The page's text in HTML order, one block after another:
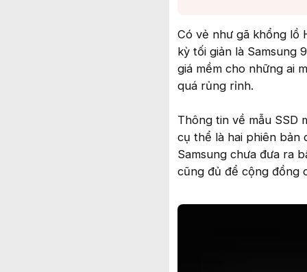
Có vẻ như gã khổng lồ
kỳ tối giản là Samsung
giá mềm cho những ai
quá rủng rỉnh.
Thông tin về mẫu SSD
cụ thể là hai phiên bản
Samsung chưa đưa ra
cũng đủ để cộng đồng